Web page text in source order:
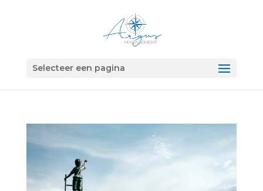
Selecteer een pagina